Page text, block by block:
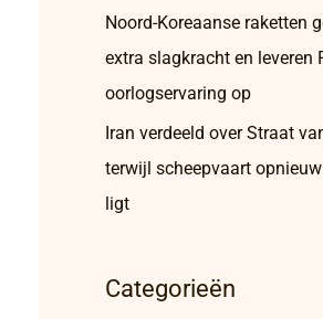
Noord-Koreaanse raketten
extra slagkracht en leveren
oorlogservaring op
Iran verdeeld over Straat
terwijl scheepvaart
ligt
Categorieën